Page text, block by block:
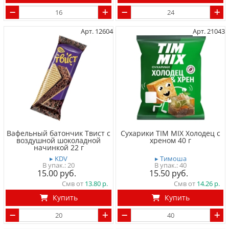
Арт. 12604
Вафельный батончик Твист с
воздушной шоколадной
начинкой 22 г
▸ KDV
20
15.00
Смв от 13.80
Купить
Арт. 21043
Сухарики TIM MIX Холодец с
хреном 40 г
▸ Тимоша
40
15.50
Смв от 14.26
Купить